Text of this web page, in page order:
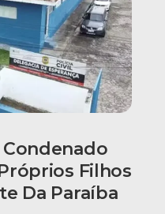
Condenado
Filhos
Da Paraíba